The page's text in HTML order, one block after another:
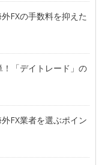
FXの手数料を抑えた
「デイトレード」の
FX業者を選ぶポイン